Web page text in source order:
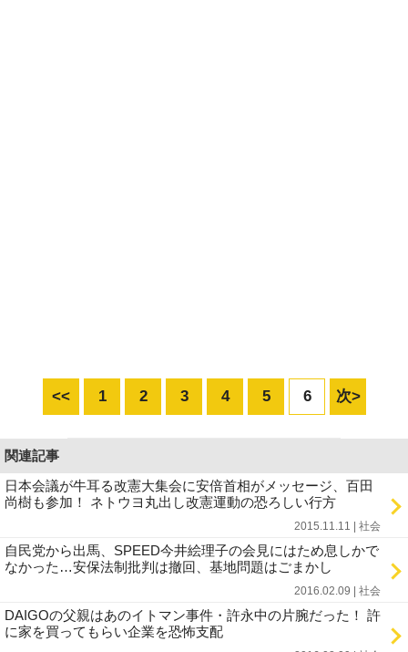
<< 1 2 3 4 5 6 次>
関連記事
日本会議が牛耳る改憲大集会に安倍首相がメッセージ、百田
尚樹も参加！ ネトウヨ丸出し改憲運動の恐ろしい行方
2015.11.11 | 社会
自民党から出馬、SPEED今井絵理子の会見にはため息しかで
なかった…安保法制批判は撤回、基地問題はごまかし
2016.02.09 | 社会
DAIGOの父親はあのイトマン事件・許永中の片腕だった！ 許
に家を買ってもらい企業を恐怖支配